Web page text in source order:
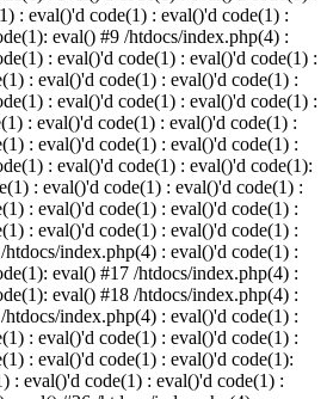
: eval()'d code(1) : eval()'d code(1) :
eval() #9 /htdocs/index.php(4) :
: eval()'d code(1) : eval()'d code(1) :
: eval()'d code(1) : eval()'d code(1) :
: eval()'d code(1) : eval()'d code(1) :
: eval()'d code(1) : eval()'d code(1) :
: eval()'d code(1) : eval()'d code(1) :
: eval()'d code(1) : eval()'d code(1):
: eval()'d code(1) : eval()'d code(1) :
: eval()'d code(1) : eval()'d code(1) :
: eval()'d code(1) : eval()'d code(1) :
index.php(4) : eval()'d code(1) :
eval() #17 /htdocs/index.php(4) :
eval() #18 /htdocs/index.php(4) :
index.php(4) : eval()'d code(1) :
: eval()'d code(1) : eval()'d code(1) :
: eval()'d code(1) : eval()'d code(1):
: eval()'d code(1) : eval()'d code(1) :